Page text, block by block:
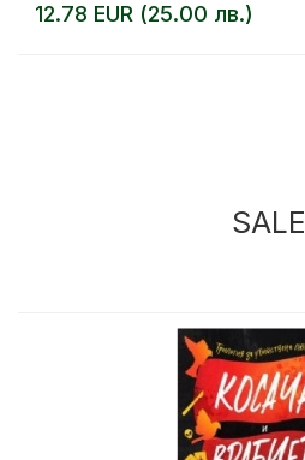
12.78 EUR (25.00 лв.)
SALE